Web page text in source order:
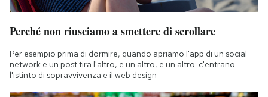
Perché non riusciamo a smettere di scrollare
Per esempio prima di dormire, quando apriamo l'app di un social
network e un post tira l'altro, e un altro, e un altro: c'entrano
l'istinto di sopravvivenza e il web design